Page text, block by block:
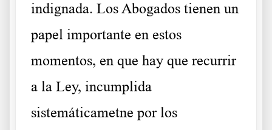
indignada. Los Abogados tienen un
papel importante en estos
momentos, en que hay que recurrir
a la Ley, incumplida
sistemáticametne por los